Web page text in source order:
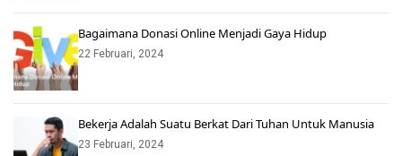
Bagaimana Donasi Online Menjadi Gaya Hidup
22 Februari, 2024
Bekerja Adalah Suatu Berkat Dari Tuhan Untuk Manusia
23 Februari, 2024